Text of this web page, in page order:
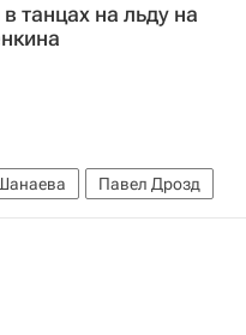
танцах на льду на
Павел Дрозд